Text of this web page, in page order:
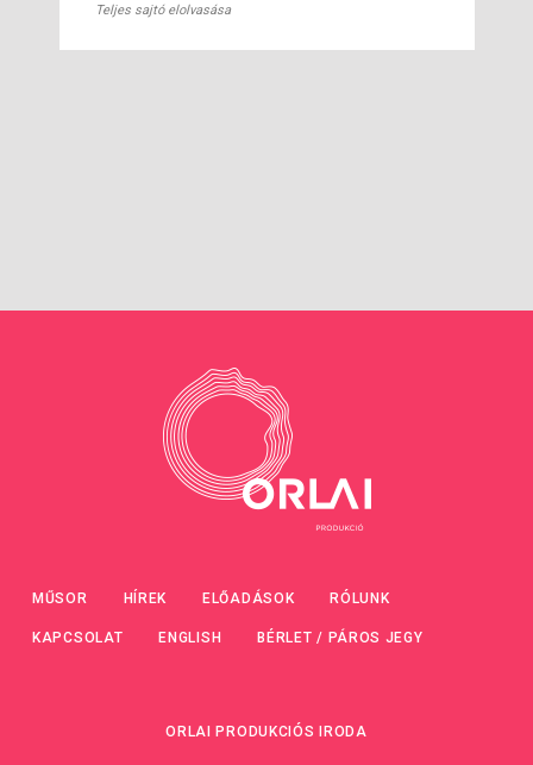
Teljes sajtó elolvasása
MŰSOR HÍREK ELŐADÁSOK RÓLUNK
KAPCSOLAT ENGLISH BÉRLET / PÁROS JEGY
ORLAI PRODUKCIÓS IRODA